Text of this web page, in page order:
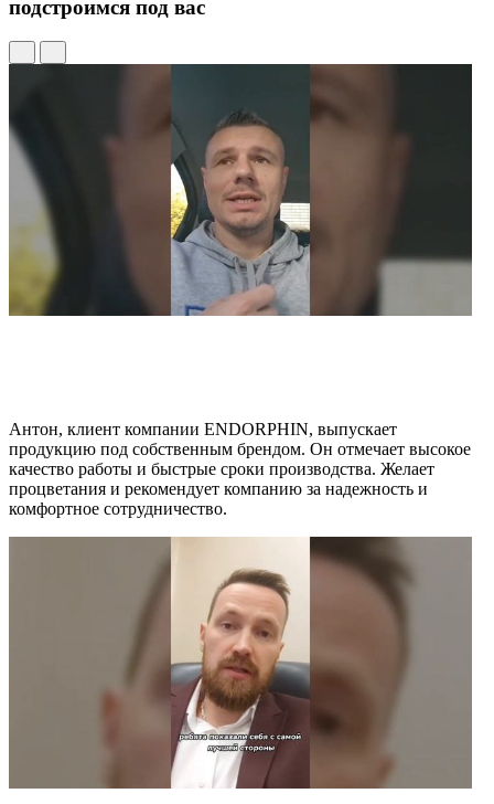
подстроимся под вас
Антон, клиент компании ENDORPHIN, выпускает
продукцию под собственным брендом. Он отмечает высокое
качество работы и быстрые сроки производства. Желает
процветания и рекомендует компанию за надежность и
комфортное сотрудничество.